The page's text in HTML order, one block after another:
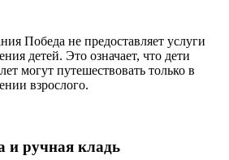
Победа не предоставляет услуги
детей. Это означает, что дети
могут путешествовать только в
взрослого.
и ручная кладь